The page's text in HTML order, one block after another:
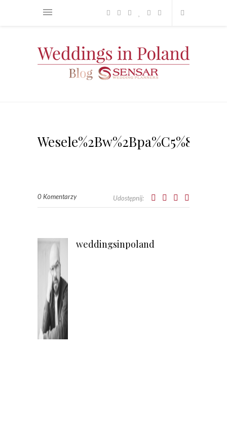
0 Komentarzy Udostępnij:
weddingsinpoland